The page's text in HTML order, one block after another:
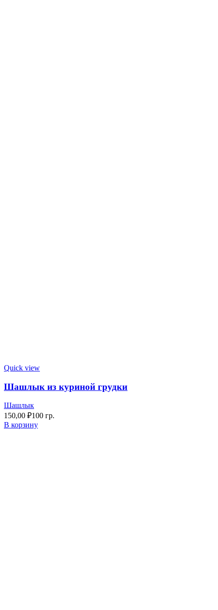
Quick view
Шашлык из куриной грудки
Шашлык
150,00 ₽100 гр.
В корзину